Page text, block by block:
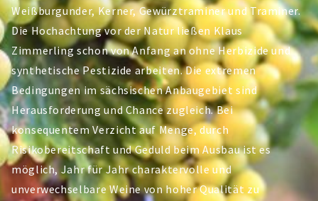
Weißburgunder, Kerner, Gewürztraminer und Traminer.
Die Hochachtung vor der Natur ließen Klaus
Zimmerling schon von Anfang an ohne Herbizide und
synthetische Pestizide arbeiten. Die extremen
Bedingungen im sächsischen Anbaugebiet sind
Herausforderung und Chance zugleich. Bei
konsequentem Verzicht auf Menge, durch
Risikobereitschaft und Geduld beim Ausbau ist es
möglich, Jahr für Jahr charaktervolle und
unverwechselbare Weine von hoher Qualität zu